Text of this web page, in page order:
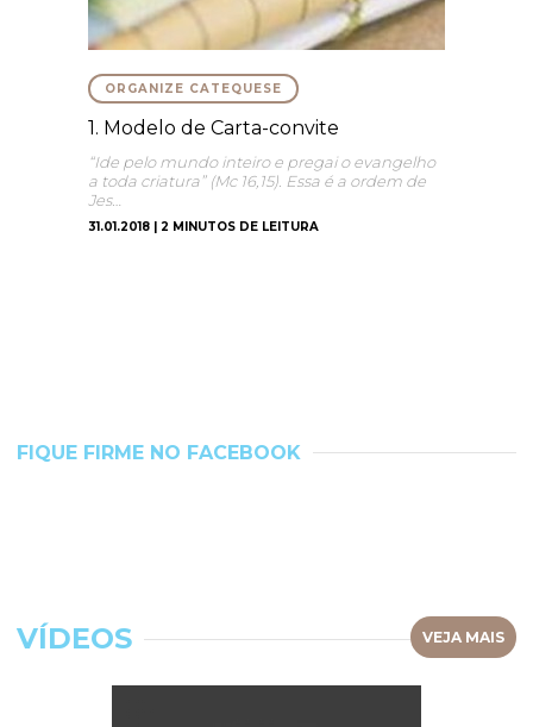
ORGANIZE CATEQUESE
1. Modelo de Carta-convite
“Ide pelo mundo inteiro e pregai o evangelho
a toda criatura” (Mc 16,15). Essa é a ordem de
Jes…
31.01.2018 | 2 MINUTOS DE LEITURA
FIQUE FIRME NO FACEBOOK
VÍDEOS VEJA MAIS